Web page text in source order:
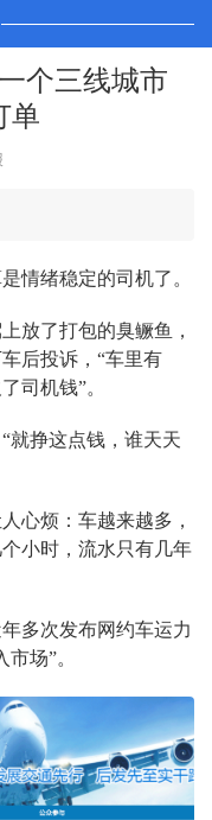
个三线城市
单
情绪稳定的司机了。
放了打包的臭鳜鱼，
后投诉，“车里有
司机钱”。
就挣这点钱，谁天天
心烦：车越来越多，
小时，流水只有几年
多次发布网约车运力
场”。